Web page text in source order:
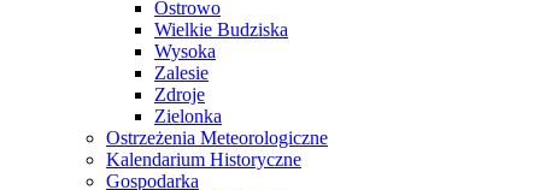
Ostrowo
Wielkie Budziska
Wysoka
Zalesie
Zdroje
Zielonka
Ostrzeżenia Meteorologiczne
Kalendarium Historyczne
Gospodarka